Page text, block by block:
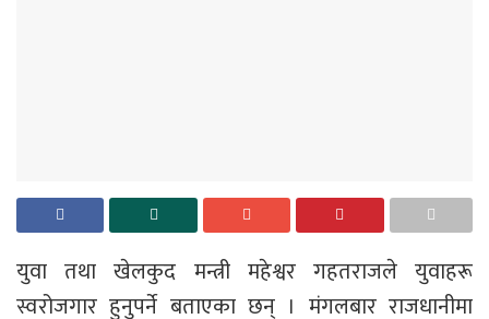
युवा तथा खेलकुद मन्त्री महेश्वर गहतराजले युवाहरू
स्वरोजगार हुनुपर्ने बताएका छन् । मंगलबार राजधानीमा